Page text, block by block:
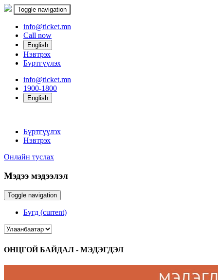
Toggle navigation
info@ticket.mn
Call now
Нэвтрэх
Бүртгүүлэх
info@ticket.mn
1900-1800
Бүртгүүлэх
Нэвтрэх
Онлайн туслах
Мэдээ мэдээлэл
Toggle navigation
Бүгд (current)
ОНЦГОЙ БАЙДАЛ - МЭДЭГДЭЛ